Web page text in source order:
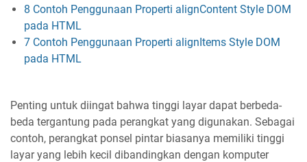
8 Contoh Penggunaan Properti alignContent Style DOM
pada HTML
7 Contoh Penggunaan Properti alignItems Style DOM
pada HTML
Penting untuk diingat bahwa tinggi layar dapat berbeda-
beda tergantung pada perangkat yang digunakan. Sebagai
contoh, perangkat ponsel pintar biasanya memiliki tinggi
layar yang lebih kecil dibandingkan dengan komputer